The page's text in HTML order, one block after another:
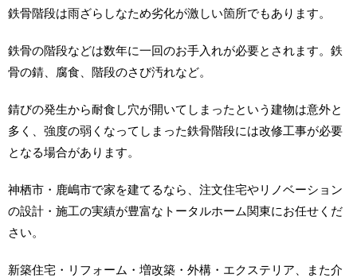
鉄骨階段は雨ざらしなため劣化が激しい箇所でもあります。
鉄骨の階段などは数年に一回のお手入れが必要とされます。鉄
骨の錆、腐食、​階段のさび汚れなど。
錆びの発生から耐食し穴が開いてしまったという建物は意外と
多く、強度の弱くなってしまった鉄骨階段には改修工事が必要
となる場合があります。
神栖市・鹿嶋市で家を建てるなら、注文住宅やリノベーション
の設計・施工の実績が豊富なトータルホーム関東にお任せくだ
さい。
新築住宅・リフォーム・増改築・外構・エクステリア、また介